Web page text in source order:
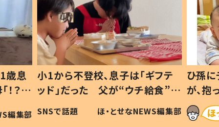
歳息
？」
編集部
小1から不登校、息子は「ギフテ
ッド」だった 父が“ウチ給食”を
作り続ける理由とは #令和の親
#令和の子
SNSで話題 ほ・とせなNEWS編集部
ひ孫
が、
「涙が
い」